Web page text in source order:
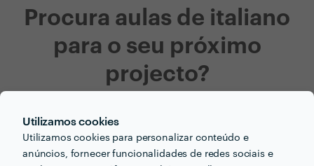
Utilizamos cookies
Utilizamos cookies para personalizar conteúdo e
anúncios, fornecer funcionalidades de redes sociais e
Procura aulas de italiano
para o seu próximo
projecto?
o profissional certo para si!